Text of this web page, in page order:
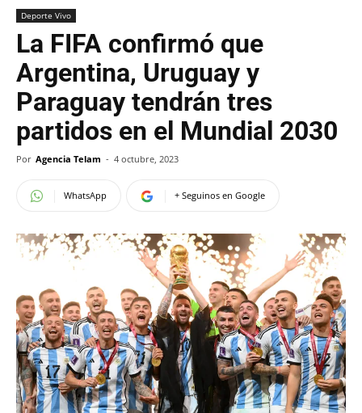
Deporte Vivo
La FIFA confirmó que
Argentina, Uruguay y
Paraguay tendrán tres
partidos en el Mundial 2030
Por Agencia Telam - 4 octubre, 2023
WhatsApp + Seguinos en Google